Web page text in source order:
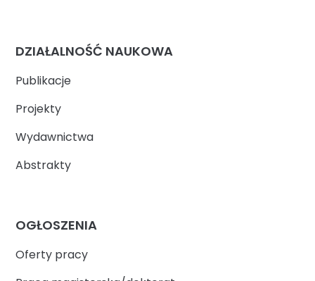
DZIAŁALNOŚĆ NAUKOWA
Publikacje
Projekty
Wydawnictwa
Abstrakty
OGŁOSZENIA
Oferty pracy